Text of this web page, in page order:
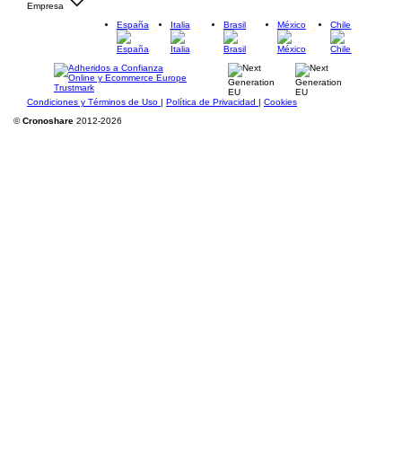
Empresa
España
Italia Brasil México Chile
Condiciones y Términos de Uso | Política de Privacidad | Cookies
©Cronoshare 2012-2026